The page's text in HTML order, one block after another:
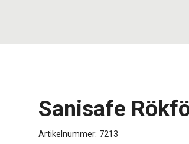
Sanisafe
Artikelnummer: 7213